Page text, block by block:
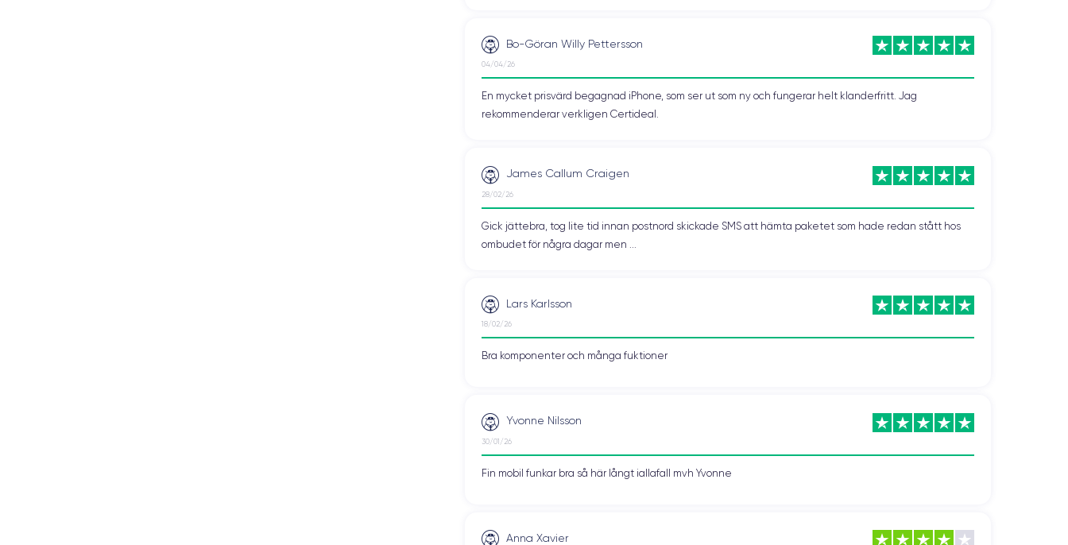
Bo-Göran Willy Pettersson
04/04/26
En mycket prisvärd begagnad iPhone, som ser ut som ny och fungerar helt klanderfritt. Jag
rekommenderar verkligen Certideal.
James Callum Craigen
28/02/26
Gick jättebra, tog lite tid innan postnord skickade SMS att hämta paketet som hade redan stått hos
ombudet för några dagar men ...
Lars Karlsson
18/02/26
Bra komponenter och många fuktioner
Yvonne Nilsson
30/01/26
Fin mobil funkar bra så här långt iallafall mvh Yvonne
Anna Xavier